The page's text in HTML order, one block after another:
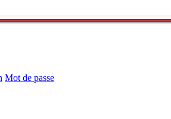
Mot de passe